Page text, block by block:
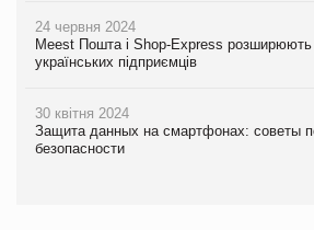
24 червня 2024
Meest Пошта і Shop-Express розширюють
українських підприємців
30 квітня 2024
Защита данных на смартфонах: советы
безопасности